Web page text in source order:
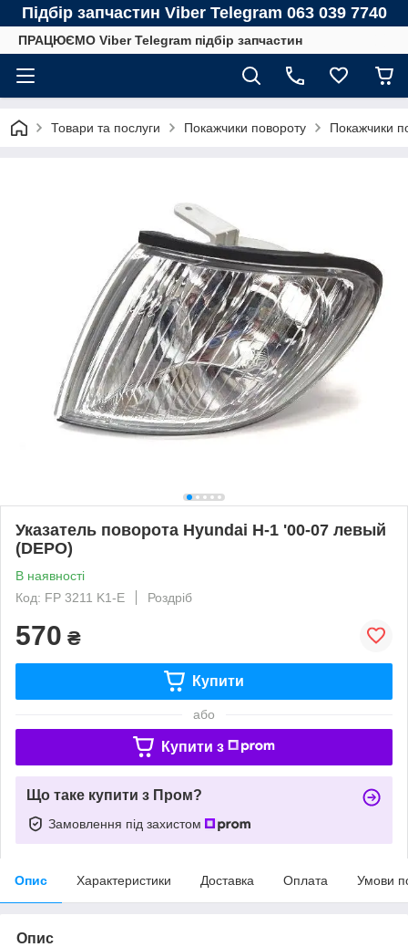
Підбір запчастин Viber Telegram 063 039 7740
ПРАЦЮЄМО Viber Telegram підбір запчастин
Товари та послуги Покажчики повороту Покажчики
Указатель поворота Hyundai H-1 '00-07 левый
(DEPO)
В наявності
Код: FP 3211 K1-E
Роздріб
570 ₴
Купити
або
Купити з
Що таке купити з Пром?
Замовлення під захистом
Опис Характеристики Доставка Оплата Умови
Опис